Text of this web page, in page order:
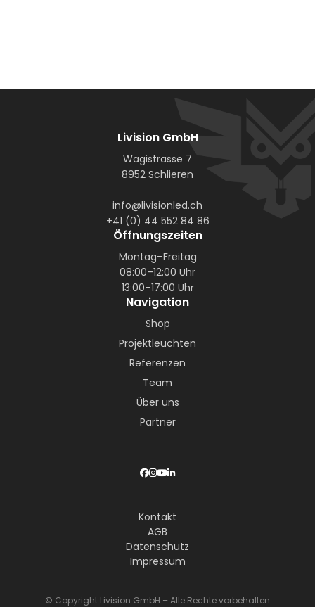
Livision GmbH
Wagistrasse 7
8952 Schlieren
info@livisionled.ch
+41 (0) 44 552 84 86
Öffnungszeiten
Montag–Freitag
08:00–12:00 Uhr
13:00–17:00 Uhr
Navigation
Shop
Projektleuchten
Referenzen
Team
Über uns
Partner
Kontakt
AGB
Datenschutz
Impressum
© Copyright Livision GmbH – Alle Rechte vorbehalten